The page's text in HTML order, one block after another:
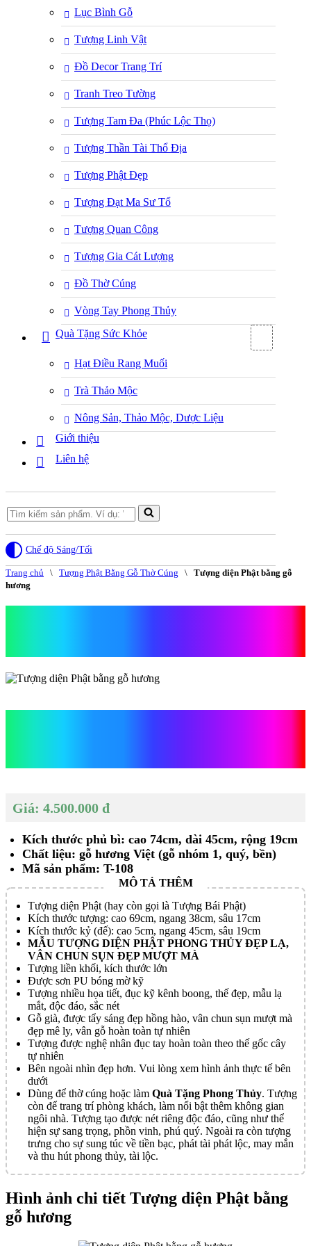
Lục Bình Gỗ
Tượng Linh Vật
Đồ Decor Trang Trí
Tranh Treo Tường
Tượng Tam Đa (Phúc Lộc Thọ)
Tượng Thần Tài Thổ Địa
Tượng Phật Đẹp
Tượng Đạt Ma Sư Tổ
Tượng Quan Công
Tượng Gia Cát Lượng
Đồ Thờ Cúng
Vòng Tay Phong Thủy
Quà Tặng Sức Khỏe
Hạt Điều Rang Muối
Trà Thảo Mộc
Nông Sản, Thảo Mộc, Dược Liệu
Giới thiệu
Liên hệ
Search
for...
Chế độ Sáng/Tối
Trang chủ \ Tượng Phật Bằng Gỗ Thờ Cúng \ Tượng diện Phật bằng gỗ
hương
Giá: 4.500.000 đ
Kích thước phủ bì: cao 74cm, dài 45cm, rộng 19cm
Chất liệu: gỗ hương Việt (gỗ nhóm 1, quý, bền)
Mã sản phẩm: T-108
Tượng diện Phật (hay còn gọi là Tượng Bái Phật)
Kích thước tượng: cao 69cm, ngang 38cm, sâu 17cm
Kích thước kỷ (đế): cao 5cm, ngang 45cm, sâu 19cm
MẪU TƯỢNG DIỆN PHẬT PHONG THỦY ĐẸP LẠ,
VÂN CHUN SỤN ĐẸP MƯỢT MÀ
Tượng liền khối, kích thước lớn
Được sơn PU bóng mờ kỹ
Tượng nhiều họa tiết, đục kỹ kênh boong, thế đẹp, mẫu lạ
mắt, độc đáo, sắc nét
Gỗ già, được tẩy sáng đẹp hồng hào, vân chun sụn mượt mà
đẹp mê ly, vân gỗ hoàn toàn tự nhiên
Tượng được nghệ nhân đục tay hoàn toàn theo thế gốc cây
tự nhiên
Bên ngoài nhìn đẹp hơn. Vui lòng xem hình ảnh thực tế bên
dưới
Dùng để thờ cúng hoặc làm Quà Tặng Phong Thủy. Tượng
còn để trang trí phòng khách, làm nổi bật thêm không gian
ngôi nhà. Tượng tạo được nét riêng độc đáo, cũng như thể
hiện sự sang trọng, phồn vinh, phú quý. Ngoài ra còn tượng
trưng cho sự sung túc về tiền bạc, phát tài phát lộc, may mắn
và thu hút phong thủy, tài lộc.
Hình ảnh chi tiết Tượng diện Phật bằng
gỗ hương